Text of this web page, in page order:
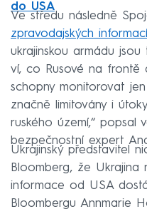
do USA
Ve středu následně
zpravodajských informací
ukrajinskou armádu
ví, co Rusové na frontě
schopny monitorovat
značně limitovány i
ruského území,“ popsal
bezpečnostní expert
Ukrajinský představitel
Bloomberg, že Ukrajina
informace od USA
Bloombergu Annmarie